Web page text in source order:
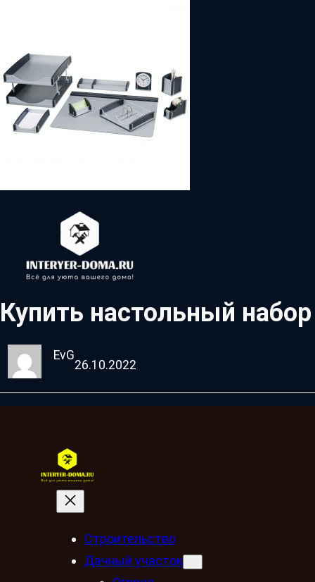
Купить настольный набор
EvG
26.10.2022
Строительство
Дачный участок